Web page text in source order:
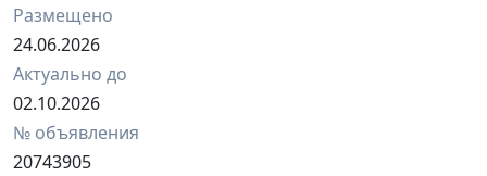
Размещено
24.06.2026
Актуально до
02.10.2026
№ объявления
20743905